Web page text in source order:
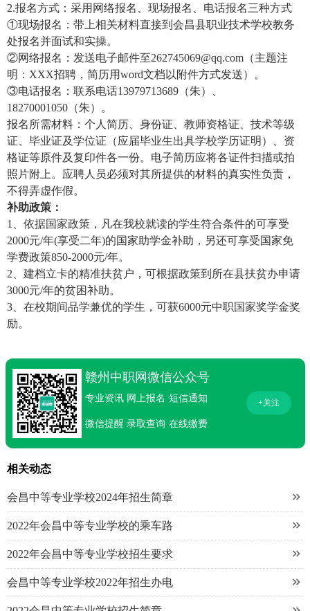
2.报名方式：采用网络报名、现场报名、电话报名三种方式
①现场报名：带上相关材料直接到会昌县职业技术学校教务
处报名并面试和实操。
②网络报名：发送电子邮件至262745069@qq.com（主题注
明：XXX招聘，简历用word文档以附件方式发送）。
③电话报名：联系电话13979713689（朱）、
18270001050（朱）。
报名所需材料：个人简历、身份证、教师资格证、技术等级
证、毕业证及学位证（应届毕业生出具学校学历证明）、资
格证等原件及复印件各一份。电子简历应将各证件扫描或拍
照片附上。应聘人员必须对其所提供的材料的真实性负责，
不得弄虚作假。
补助政策：
1、依据国家政策，凡在我校就读的学生符合条件的可享受
2000元/年(享受二年)的国家助学金补助，另还可享受国家免
学费政策850-2000元/年。
2、建档立卡的精准扶贫户，可根据政策到所在县扶贫办申请
3000元/年的贫困补助。
3、在校期间品学兼优的学生，可获6000元中职国家奖学金奖
励。
赣州中职网微信公众号
专业资讯 网上报名 短信通知
微信提醒 录取查询 在线缴费
+关注
相关动态

会昌中等专业学校2024年招生简章

2022年会昌中等专业学校的乘车路

2022年会昌中等专业学校招生要求

会昌中等专业学校2022年招生办电